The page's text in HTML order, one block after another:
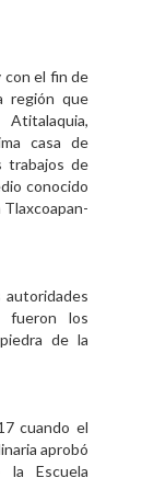
con el fin de
región que
casa de
trabajos de
conocido
Tlaxcoapan-
autoridades
fueron los
de la
cuando el
aprobó
Escuela